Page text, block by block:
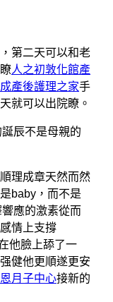
第二天可以和老
人之初敦化館產
產後護理之家手
就可以出院瞭。
辰不是母親的
理成章天然而然
baby，而不是
應的激素從而
情上支撐
他臉上舔了一
健他更順遂更安
月子中心接新的